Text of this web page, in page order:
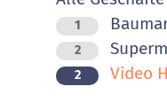
1
2
2 Video